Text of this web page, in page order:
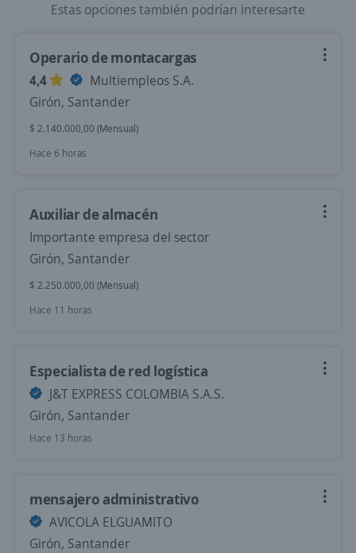
Estas opciones también podrían interesarte
Operario de montacargas
4,4
Multiempleos S.A.
Girón, Santander
$ 2.140.000,00 (Mensual)
Hace 6 horas
Auxiliar de almacén
Importante empresa del sector
Girón, Santander
$ 2.250.000,00 (Mensual)
Hace 11 horas
Especialista de red logística
J&T EXPRESS COLOMBIA S.A.S.
Girón, Santander
Hace 13 horas
mensajero administrativo
AVICOLA ELGUAMITO
Girón, Santander